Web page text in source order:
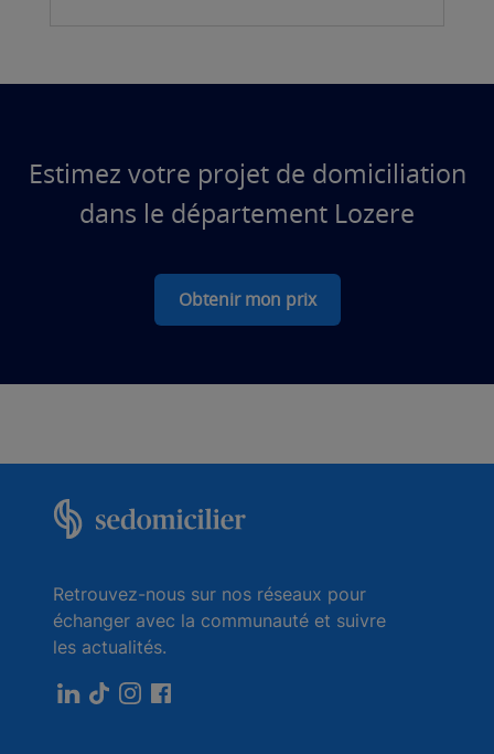
Estimez votre projet de domiciliation
dans le département Lozere
Obtenir mon prix
Retrouvez-nous sur nos réseaux pour
échanger avec la communauté et suivre
les actualités.